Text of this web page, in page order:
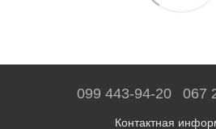
099 443-94-20 067
Контактная